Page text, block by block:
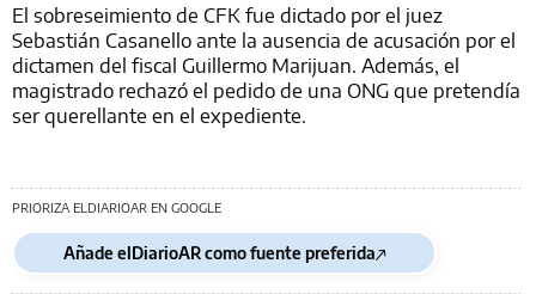
El sobreseimiento de CFK fue dictado por el juez
Sebastián Casanello ante la ausencia de acusación por el
dictamen del fiscal Guillermo Marijuan. Además, el
magistrado rechazó el pedido de una ONG que pretendía
ser querellante en el expediente.
PRIORIZA ELDIARIOAR EN GOOGLE
Añade elDiarioAR como fuente preferida